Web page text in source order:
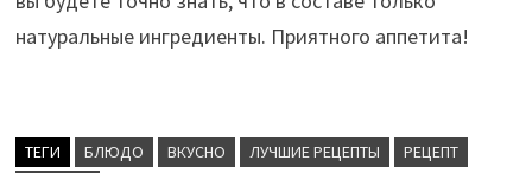
натуральные ингредиенты. Приятного аппетита!
ТЕГИ БЛЮДО ВКУСНО ЛУЧШИЕ РЕЦЕПТЫ
РЕЦЕПТ